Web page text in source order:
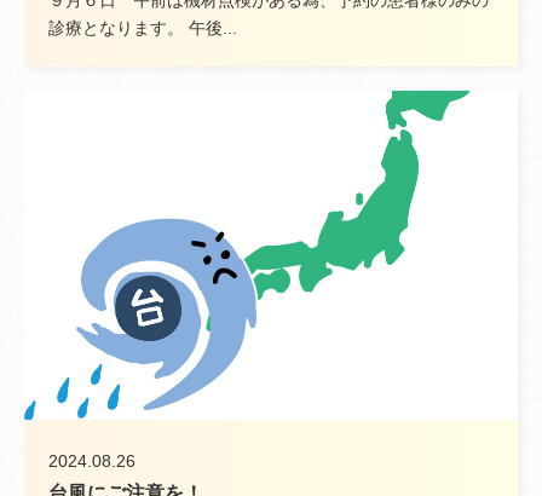
診療となります。 午後...
2024.08.26